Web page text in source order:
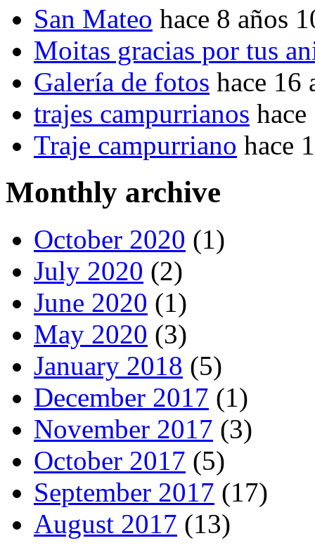
San Mateo hace 8 años
Moitas gracias por tus
Galería de fotos hace 16
trajes campurrianos
Traje campurriano hace
Monthly archive
October 2020 (1)
July 2020 (2)
June 2020 (1)
May 2020 (3)
January 2018 (5)
December 2017 (1)
November 2017 (3)
October 2017 (5)
September 2017 (17)
August 2017 (13)